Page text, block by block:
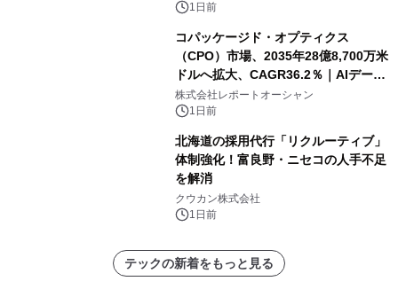
1日前
コパッケージド・オプティクス
（CPO）市場、2035年28億8,700万米
ドルへ拡大、CAGR36.2％｜AIデータ
センター・高速光通信需要が成長を加
速
株式会社レポートオーシャン
1日前
北海道の採用代行「リクルーティブ」
体制強化！富良野・ニセコの人手不足
を解消
クウカン株式会社
1日前
テックの新着をもっと見る